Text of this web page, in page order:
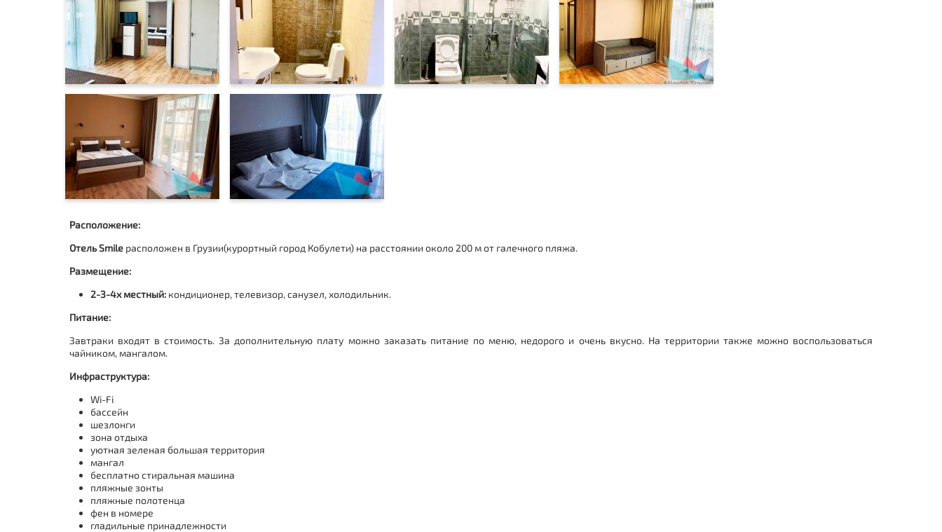
Расположение:
Отель Smile расположен в Грузии(курортный город Кобулети) на расстоянии около 200 м от галечного пляжа.
Размещение:
2-3-4х местный: кондиционер, телевизор, санузел, холодильник.
Питание:
Завтраки входят в стоимость.За дополнительную плату можно заказать питание по меню, недорого и очень вкусно. На территории также можно воспользоваться
чайником, мангалом.
Инфраструктура:
Wi-Fi
бассейн
шезлонги
зона отдыха
уютная зеленая большая территория
мангал
бесплатно стиральная машина
пляжные зонты
пляжные полотенца
фен в номере
гладильные принадлежности